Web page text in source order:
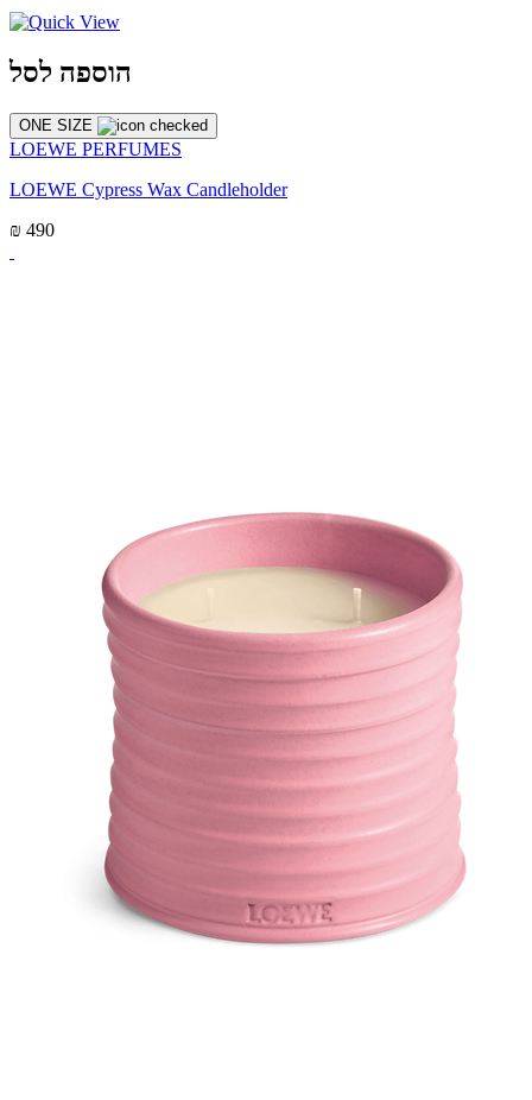
הוספה לסל
ONE SIZE
LOEWE PERFUMES
LOEWE Cypress Wax Candleholder
₪ 490